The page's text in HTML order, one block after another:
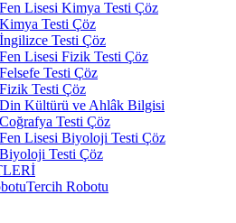
Fen Lisesi Kimya Testi Çöz
Kimya Testi Çöz
İngilizce Testi Çöz
Fen Lisesi Fizik Testi Çöz
Testi Çöz
Fizik Testi Çöz
Din Kültürü ve Ahlâk Bilgisi
Coğrafya Testi Çöz
Fen Lisesi Biyoloji Testi Çöz
Biyoloji Testi Çöz
Tercih Robotu